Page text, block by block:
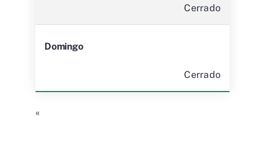
Cerrado
Domingo
Cerrado
«